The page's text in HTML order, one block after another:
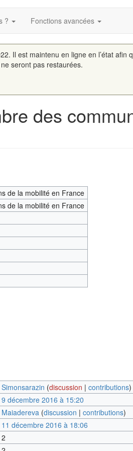
? Fonctions avancées
Il est maintenu en ligne en l’état
seront pas restaurées.
des
de la mobilité en France
de la mobilité en France
Simonsarazin (discussion | contributions)
9 décembre 2016 à 15:20
Maiadereva (discussion | contributions)
11 décembre 2016 à 18:06
2